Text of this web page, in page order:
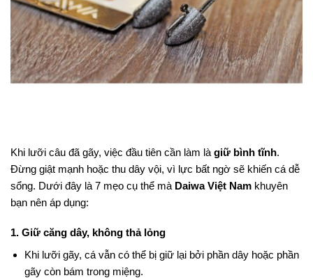
Khi lưỡi câu đã gãy, việc đầu tiên cần làm là giữ bình tĩnh.
Đừng giật mạnh hoặc thu dây vội, vì lực bất ngờ sẽ khiến cá dễ
sổng. Dưới đây là 7 mẹo cụ thể mà Daiwa Việt Nam khuyên
bạn nên áp dụng:
1. Giữ căng dây, không thả lỏng
Khi lưỡi gãy, cá vẫn có thể bị giữ lại bởi phần dây hoặc phần
gãy còn bám trong miệng.